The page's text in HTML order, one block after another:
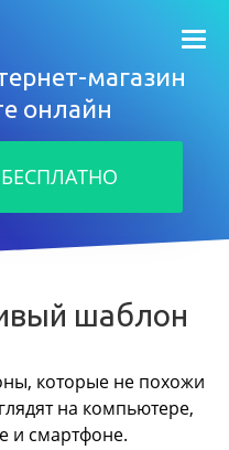
магазин
онлайн
шаблон
которые не похожи
на компьютере,
и смартфоне.